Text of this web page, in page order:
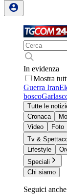
In evidenza
Mostra
Guerra Iran
bosco
Tutte le
Cronaca
Video
Foto
Tv &
Lifestyle
Speciali
Chi siamo
Seguici